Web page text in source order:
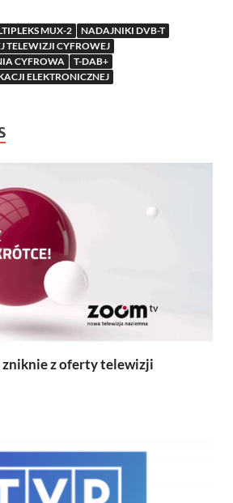
MUX-2
NADAJNIKI DVB-T
TELEWIZJI CYFROWEJ
CYFROWA
T-DAB+
ELEKTRONICZNEJ
z oferty telewizji